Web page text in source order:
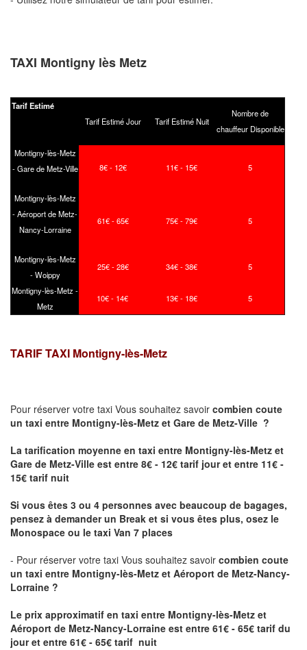
TAXI Montigny lès Metz
Tarif Estimé
Tarif Estimé Jour
Tarif Estimé Nuit
Nombre de
chauffeur Disponible
Montigny-lès-Metz
- Gare de Metz-Ville
8€ - 12€ 11€ - 15€ 5
Montigny-lès-Metz
- Aéroport de Metz-
Nancy-Lorraine
61€ - 65€ 75€ - 79€ 5
Montigny-lès-Metz
- Woippy
25€ - 28€ 34€ - 38€ 5
Montigny-lès-Metz -
Metz
10€ - 14€ 13€ - 18€ 5
TARIF TAXI Montigny-lès-Metz
Pour réserver votre taxi Vous souhaitez savoir combien coute
un taxi entre Montigny-lès-Metz et Gare de Metz-Ville ?
La tarification moyenne en taxi entre Montigny-lès-Metz et
Gare de Metz-Ville est entre 8€ - 12€ tarif jour et entre 11€ -
15€ tarif nuit
Si vous êtes 3 ou 4 personnes avec beaucoup de bagages,
pensez à demander un Break et si vous êtes plus, osez le
Monospace ou le taxi Van 7 places
- Pour réserver votre taxi Vous souhaitez savoir combien coute
un taxi entre Montigny-lès-Metz et Aéroport de Metz-Nancy-
Lorraine ?
Le prix approximatif en taxi entre Montigny-lès-Metz et
Aéroport de Metz-Nancy-Lorraine est entre 61€ - 65€ tarif du
jour et entre 61€ - 65€ tarif nuit